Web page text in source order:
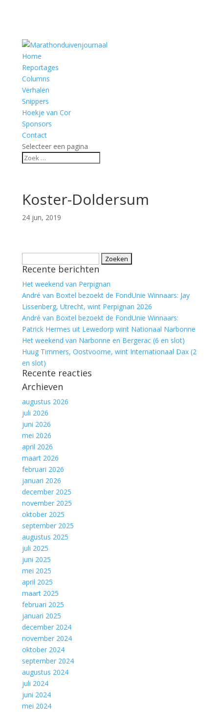
Home
Reportages
Columns
Verhalen
Snippers
Hoekje van Cor
Sponsors
Contact
Selecteer een pagina
Koster-Doldersum
24 jun, 2019
naar:
Recente berichten
Het weekend van Perpignan
André van Boxtel bezoekt de FondUnie Winnaars: Jay
Lissenberg, Utrecht, wint Perpignan 2026
André van Boxtel bezoekt de FondUnie Winnaars:
Patrick Hermes uit Lewedorp wint Nationaal Narbonne
Het weekend van Narbonne en Bergerac (6 en slot)
Huug Timmers, Oostvoorne, wint Internationaal Dax (2
en slot)
Recente reacties
Archieven
augustus 2026
juli 2026
juni 2026
mei 2026
april 2026
maart 2026
februari 2026
januari 2026
december 2025
november 2025
oktober 2025
september 2025
augustus 2025
juli 2025
juni 2025
mei 2025
april 2025
maart 2025
februari 2025
januari 2025
december 2024
november 2024
oktober 2024
september 2024
augustus 2024
juli 2024
juni 2024
mei 2024